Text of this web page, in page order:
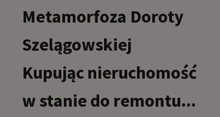
Metamorfoza Doroty
Szelągowskiej
Kupując nieruchomość
w stanie do remontu...